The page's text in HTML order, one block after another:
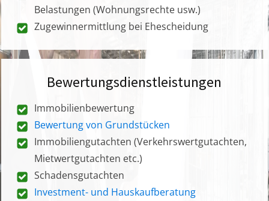
Belastungen (Wohnungsrechte usw.)
Zugewinnermittlung bei Ehescheidung
Bewertungsdienstleistungen
Immobilienbewertung
Bewertung von Grundstücken
Immobiliengutachten (Verkehrswertgutachten,
Mietwertgutachten etc.)
Schadensgutachten
Investment- und Hauskaufberatung